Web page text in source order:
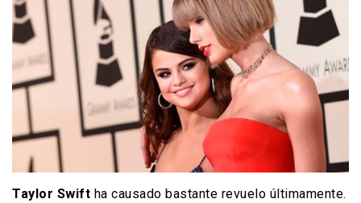
Taylor Swift ha causado bastante revuelo últimamente.